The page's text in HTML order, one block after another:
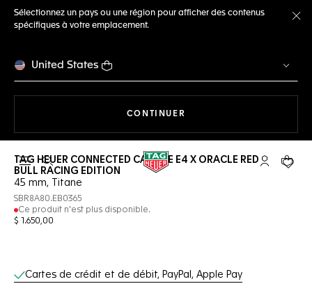
Sélectionnez un pays ou une région pour afficher des contenus
spécifiques à votre emplacement.
United States
CONTINUER
Ouvrir la barre de recherche Compte My
Votre
TAG HEUER CONNECTED CALIBRE E4 X ORACLE RED
BULL RACING EDITION
45 mm, Titane
SBR8A80.EB0365
Ce produit n'est plus disponible.
$ 1.650,00
Services en ligne
Cartes de crédit et de débit, PayPal, Apple Pay